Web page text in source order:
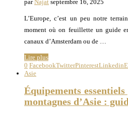
parNajat septembre 16, 2025
L’Europe, c’est un peu notre
moment où on feuillette un guide
canaux d’Amsterdam ou de …
Lire plus
0 FacebookTwitterPinterestLinkedin
Asie
Équipements
montagnes d’Asie :